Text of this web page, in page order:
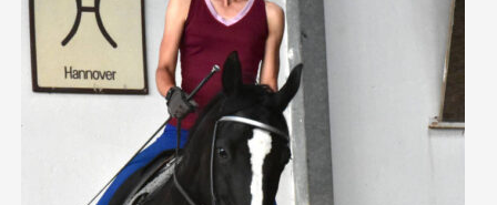
CHARISMA